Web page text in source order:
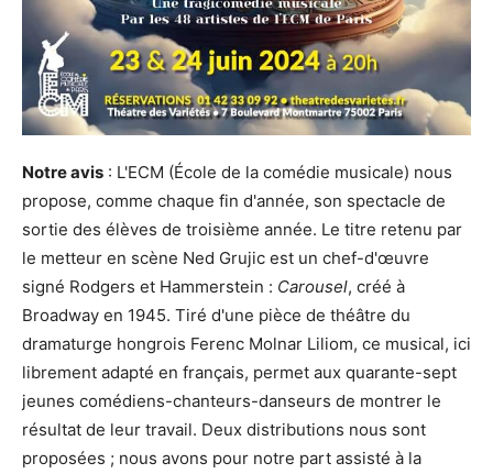
Notre avis : L'ECM (École de la comédie musicale) nous
propose, comme chaque fin d'année, son spectacle de
sortie des élèves de troisième année. Le titre retenu par
le metteur en scène Ned Grujic est un chef-d'œuvre
signé Rodgers et Hammerstein : Carousel, créé à
Broadway en 1945. Tiré d'une pièce de théâtre du
dramaturge hongrois Ferenc Molnar Liliom, ce musical, ici
librement adapté en français, permet aux quarante-sept
jeunes comédiens-chanteurs-danseurs de montrer le
résultat de leur travail. Deux distributions nous sont
proposées ; nous avons pour notre part assisté à la